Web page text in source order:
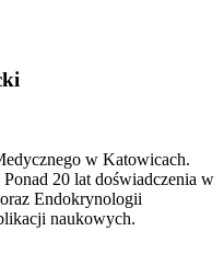
w Katowicach.
20 lat doświadczenia w
Endokrynologii
naukowych.